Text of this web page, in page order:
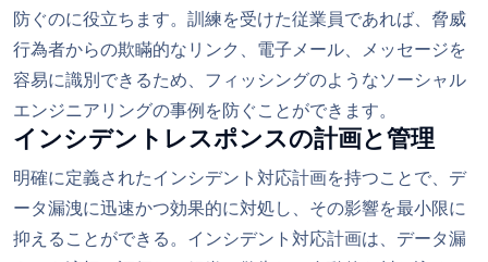
防ぐのに役立ちます。訓練を受けた従業員であれば、脅威
行為者からの欺瞞的なリンク、電子メール、メッセージを
容易に識別できるため、フィッシングのようなソーシャル
エンジニアリングの事例を防ぐことができます。
インシデントレスポンスの計画と管理
明確に定義されたインシデント対応計画を持つことで、デ
ータ漏洩に迅速かつ効果的に対処し、その影響を最小限に
抑えることができる。インシデント対応計画は、データ漏